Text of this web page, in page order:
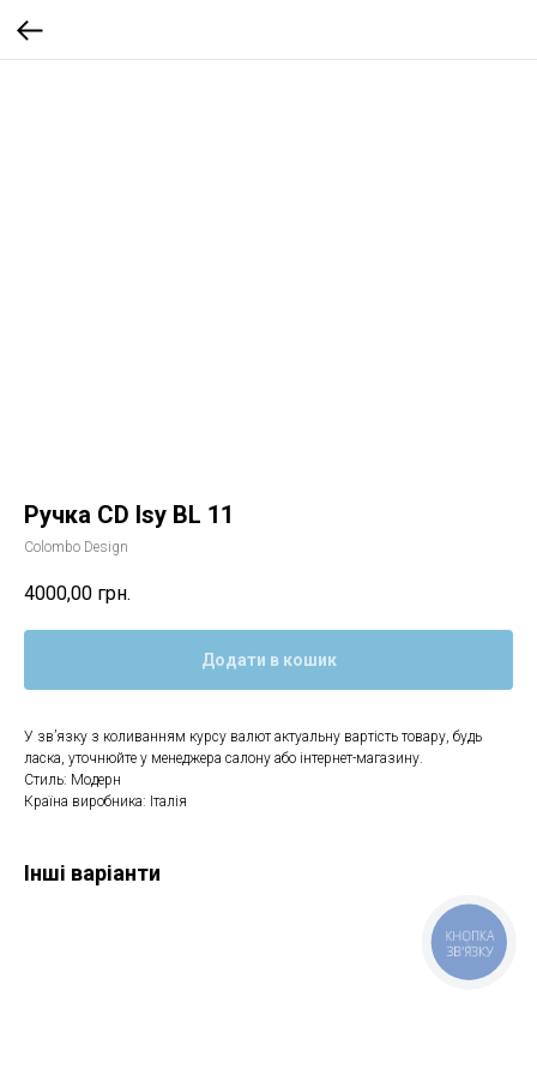
Ручка CD Isy BL 11
Colombo Design
4000,00 грн.
Додати в кошик
У зв’язку з коливанням курсу валют актуальну вартість товару, будь
ласка, уточнюйте у менеджера салону або інтернет-магазину.
Стиль: Модерн
Країна виробника: Італія
Інші варіанти
КНОПКА
ЗВ'ЯЗКУ